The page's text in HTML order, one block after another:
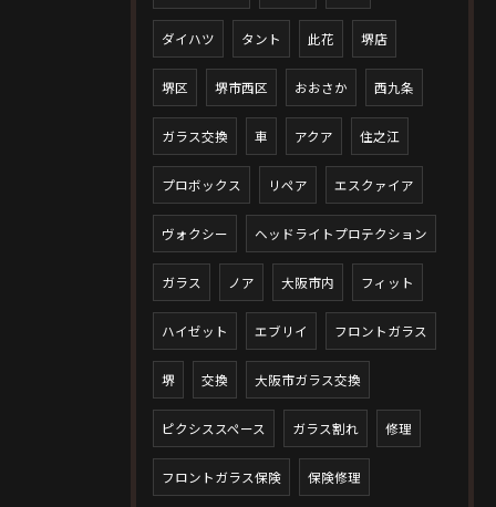
ダイハツ タント 此花 堺店
堺区 堺市西区 おおさか 西九条
ガラス交換 車 アクア 住之江
プロボックス リペア エスクァイア
ヴォクシー ヘッドライトプロテクション
ガラス ノア 大阪市内 フィット
ハイゼット エブリイ フロントガラス
堺 交換 大阪市ガラス交換
ピクシススペース ガラス割れ 修理
フロントガラス保険 保険修理